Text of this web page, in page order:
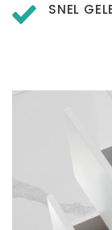
SNEL